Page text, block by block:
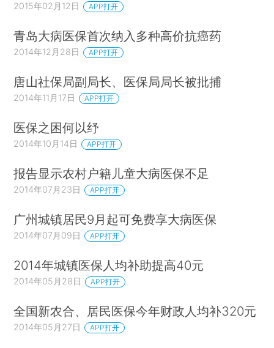
2015年02月12日 APP打开
青岛大病医保首次纳入多种高价抗癌药
2014年12月28日 APP打开
唐山社保局副局长、医保局局长被批捕
2014年11月17日 APP打开
医保之困何以纾
2014年10月14日 APP打开
报告显示农村户籍儿童大病医保不足
2014年07月23日 APP打开
广州城镇居民9月起可免费享大病医保
2014年07月09日 APP打开
2014年城镇医保人均补助提高40元
2014年05月28日 APP打开
全国新农合、居民医保今年财政人均补320元
2014年05月27日 APP打开